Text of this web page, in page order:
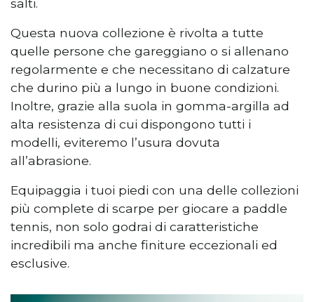
Questa nuova collezione è rivolta a tutte
quelle persone che gareggiano o si allenano
regolarmente e che necessitano di calzature
che durino più a lungo in buone condizioni.
Inoltre, grazie alla suola in gomma-argilla ad
alta resistenza di cui dispongono tutti i
modelli, eviteremo l’usura dovuta
all’abrasione.
Equipaggia i tuoi piedi con una delle collezioni
più complete di scarpe per giocare a paddle
tennis, non solo godrai di caratteristiche
incredibili ma anche finiture eccezionali ed
esclusive.